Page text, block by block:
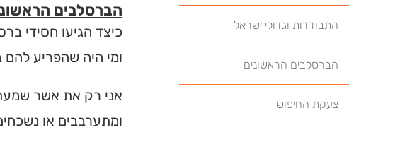
התבודדות וגדולי ישראל
הברסלבים הראשונים
צעקת החיפוש
הברסלבים
כיצד הגיעו חסידי
ומי היה שהפריע
אני רק את אשר
ומתערבבים או